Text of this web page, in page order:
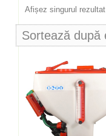
Afișez singurul rezultat